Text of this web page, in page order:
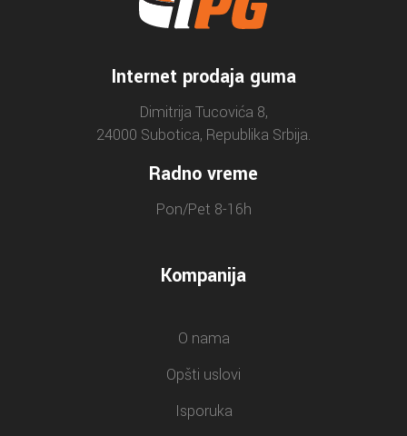
Internet prodaja guma
Dimitrija Tucovića 8,
24000 Subotica, Republika Srbija.
Radno vreme
Pon/Pet 8-16h
Kompanija
O nama
Opšti uslovi
Isporuka